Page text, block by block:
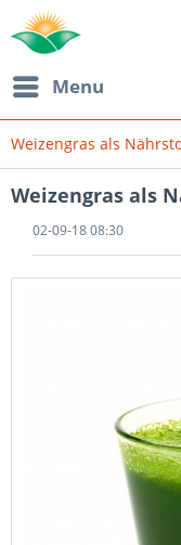
Menu
Weizengras als
Weizengras als
02-09-18 08:30